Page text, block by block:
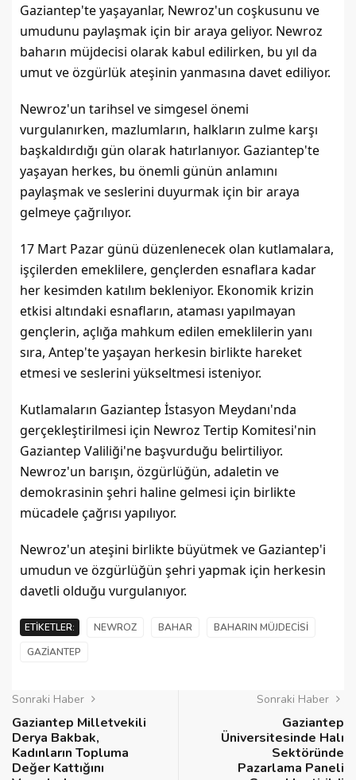
Gaziantep'te yaşayanlar, Newroz'un coşkusunu ve
umudunu paylaşmak için bir araya geliyor. Newroz
baharın müjdecisi olarak kabul edilirken, bu yıl da
umut ve özgürlük ateşinin yanmasına davet ediliyor.
Newroz'un tarihsel ve simgesel önemi
vurgulanırken, mazlumların, halkların zulme karşı
başkaldırdığı gün olarak hatırlanıyor. Gaziantep'te
yaşayan herkes, bu önemli günün anlamını
paylaşmak ve seslerini duyurmak için bir araya
gelmeye çağrılıyor.
17 Mart Pazar günü düzenlenecek olan kutlamalara,
işçilerden emeklilere, gençlerden esnaflara kadar
her kesimden katılım bekleniyor. Ekonomik krizin
etkisi altındaki esnafların, ataması yapılmayan
gençlerin, açlığa mahkum edilen emeklilerin yanı
sıra, Antep'te yaşayan herkesin birlikte hareket
etmesi ve seslerini yükseltmesi isteniyor.
Kutlamaların Gaziantep İstasyon Meydanı'nda
gerçekleştirilmesi için Newroz Tertip Komitesi'nin
Gaziantep Valiliği'ne başvurduğu belirtiliyor.
Newroz'un barışın, özgürlüğün, adaletin ve
demokrasinin şehri haline gelmesi için birlikte
mücadele çağrısı yapılıyor.
Newroz'un ateşini birlikte büyütmek ve Gaziantep'i
umudun ve özgürlüğün şehri yapmak için herkesin
davetli olduğu vurgulanıyor.
ETIKETLER: NEWROZ BAHAR
BAHARIN MÜJDECISI
GAZIANTEP
Sonraki Haber
Gaziantep Milletvekili
Derya Bakbak,
Kadınların Topluma
Değer Kattığını
Sonraki Haber
Gaziantep
Üniversitesinde Halı
Sektöründe
Pazarlama Paneli